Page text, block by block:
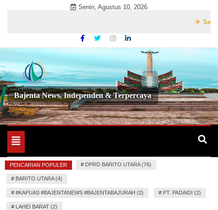
Senin, Agustus 10, 2026
Selamat
Bajenta News, Independen & Terpercaya
Toggle
navigation
PENCARIAN POPULER # DPRD BARITO UTARA (76)
# BARITO UTARA (4)
# #KAPUAS #BAJENTANEWS #BAJENTABAJURAH (2) # PT. PADAIDI (2)
# LAHEI BARAT (2)